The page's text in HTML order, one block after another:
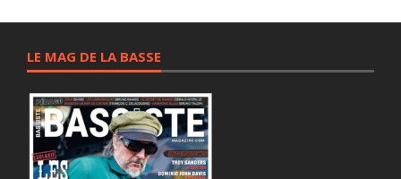
LE MAG DE LA BASSE